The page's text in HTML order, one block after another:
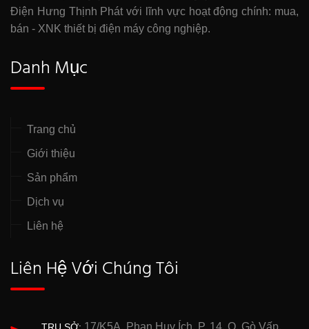
Điện Hưng Thịnh Phát với lĩnh vực hoạt động chính: mua,
bán - XNK thiết bị điện máy công nghiệp.
Danh Mục
Trang chủ
Giới thiệu
Sản phẩm
Dịch vụ
Liên hệ
Liên Hệ Với Chúng Tôi